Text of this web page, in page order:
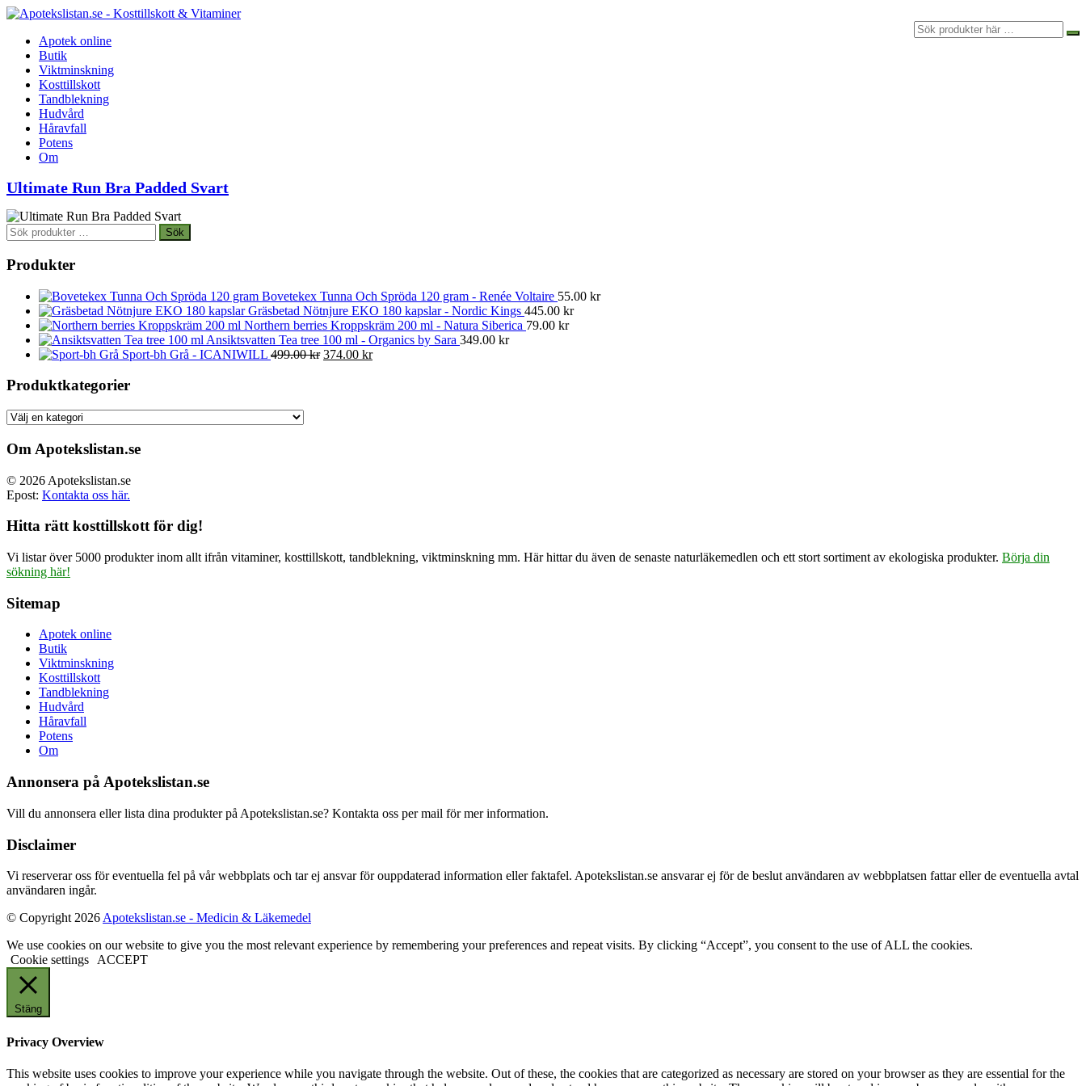
Apotek online
Butik
Viktminskning
Kosttillskott
Tandblekning
Hudvård
Håravfall
Potens
Om
Ultimate Run Bra Padded Svart
Sök
efter:
Sök
Produkter
Bovetekex Tunna Och Spröda 120 gram - Renée Voltaire 55.00 kr
Gräsbetad Nötnjure EKO 180 kapslar - Nordic Kings 445.00 kr
Northern berries Kroppskräm 200 ml - Natura Siberica 79.00 kr
Ansiktsvatten Tea tree 100 ml - Organics by Sara 349.00 kr
Sport-bh Grå - ICANIWILL 499.00kr Det
374.00 krDet
Produktkategorier
Om Apotekslistan.se
© 2026 Apotekslistan.se
Epost: Kontakta oss här.
Hitta rätt kosttillskott för dig!
Vi listar över 5000 produkter inom allt ifrån vitaminer, kosttillskott, tandblekning, viktminskning mm. Här hittar du även de senaste naturläkemedlen och ett stort sortiment av ekologiska produkter. Börja din
sökning här!
Sitemap
Apotek online
Butik
Viktminskning
Kosttillskott
Tandblekning
Hudvård
Håravfall
Potens
Om
Annonsera på Apotekslistan.se
Vill du annonsera eller lista dina produkter på Apotekslistan.se? Kontakta oss per mail för mer information.
Disclaimer
Vi reserverar oss för eventuella fel på vår webbplats och tar ej ansvar för ouppdaterad information eller faktafel. Apotekslistan.se ansvarar ej för de beslut användaren av webbplatsen fattar eller de eventuella avtal
användaren ingår.
© Copyright 2026 Apotekslistan.se - Medicin & Läkemedel
We use cookies on our website to give you the most relevant experience by remembering your preferences and repeat visits. By clicking “Accept”, you consent to the use of ALL the cookies.
Cookie settings
ACCEPT
Stäng
Privacy Overview
This website uses cookies to improve your experience while you navigate through the website. Out of these, the cookies that are categorized as necessary are stored on your browser as they are essential for the